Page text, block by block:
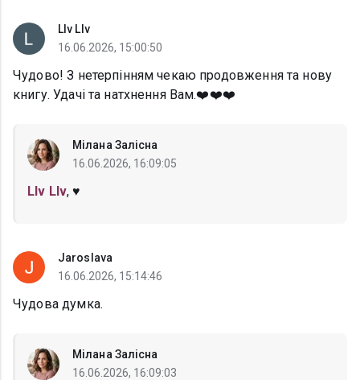
Llv Llv
16.06.2026, 15:00:50
Чудово! З нетерпінням чекаю продовження та нову
книгу. Удачі та натхнення Вам.❤️❤️❤️
Мілана Залісна
16.06.2026, 16:09:05
Llv Llv, ♥️
Jaroslava
16.06.2026, 15:14:46
Чудова думка.
Мілана Залісна
16.06.2026, 16:09:03